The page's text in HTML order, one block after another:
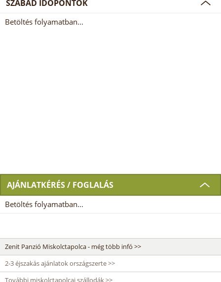
SZABAD IDŐPONTOK
Betöltés folyamatban...
AJÁNLATKÉRÉS / FOGLALÁS
Betöltés folyamatban...
Zenit Panzió Miskolctapolca - még több infó >>
2-3 éjszakás ajánlatok országszerte >>
További miskolctapolcai szállodák >>